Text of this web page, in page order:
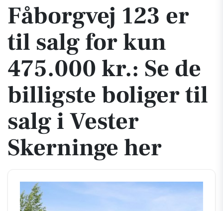
Fåborgvej 123 er
til salg for kun
475.000 kr.: Se de
billigste boliger til
salg i Vester
Skerninge her